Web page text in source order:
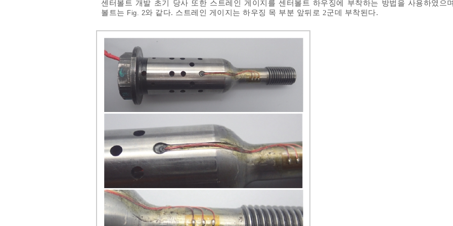
센터볼트 개발 초기 당사 또한 스트레인 게이지를 센터볼트 하우징에 부착하는 방법을 사용하였으
볼트는 Fig. 2와 같다. 스트레인 게이지는 하우징 목 부분 앞뒤로 2군데 부착된다.